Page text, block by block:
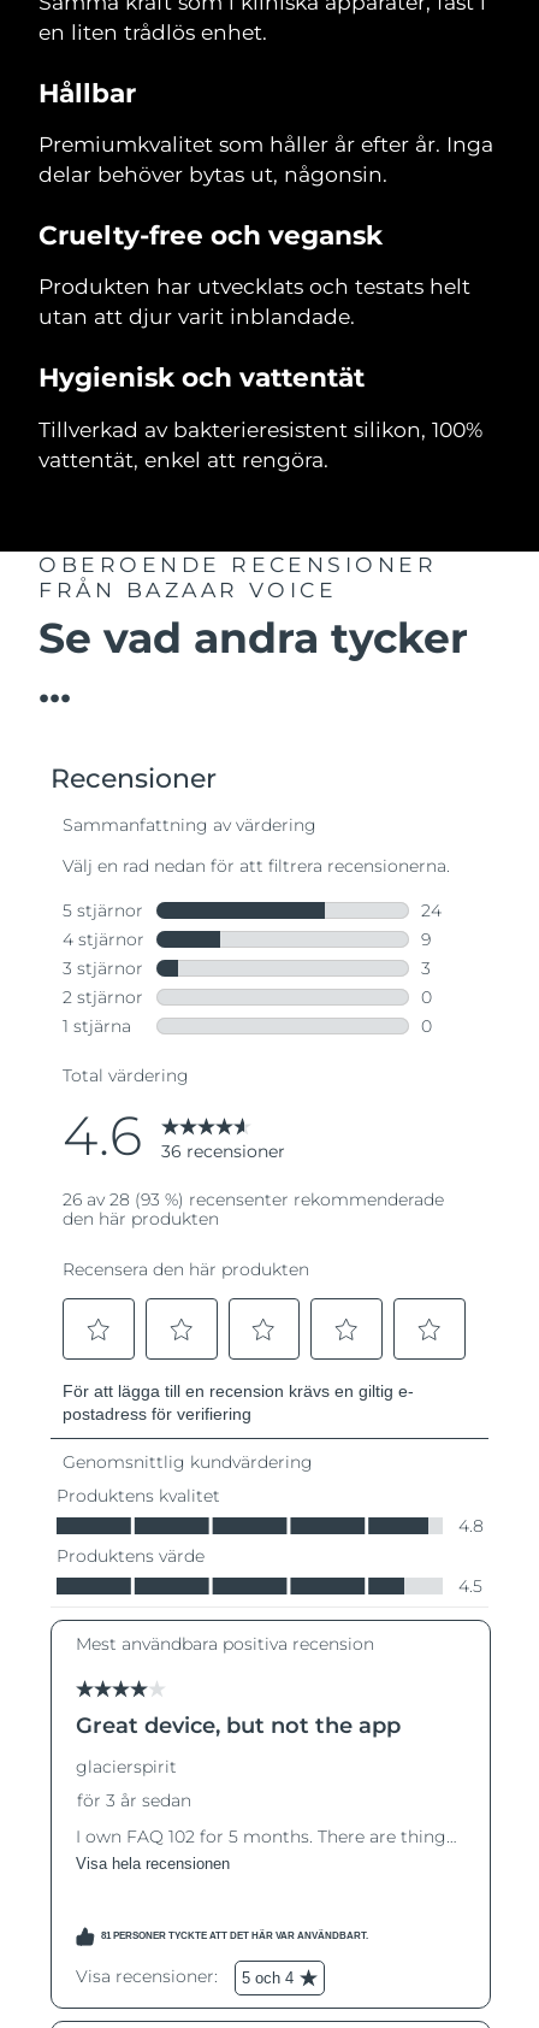
en liten trådlös enhet.
Hållbar
Premiumkvalitet som håller år efter år. Inga
delar behöver bytas ut, någonsin.
Cruelty-free och vegansk
Produkten har utvecklats och testats helt
utan att djur varit inblandade.
Hygienisk och vattentät
Tillverkad av bakterieresistent silikon, 100%
vattentät, enkel att rengöra.
OBEROENDE RECENSIONER
FRÅN BAZAAR VOICE
Se vad andra tycker
...